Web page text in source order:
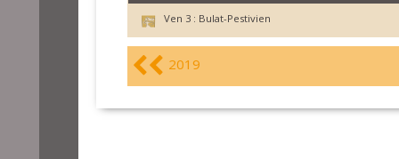
Ven 3 : Bulat-Pestivien
2019